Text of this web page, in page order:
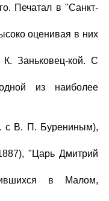
Печатал в "Санкт-
оценивая в них
Заньковец-кой. С
из наиболее
с В. П. Бурениным),
"Царь Дмитрий
в Малом,